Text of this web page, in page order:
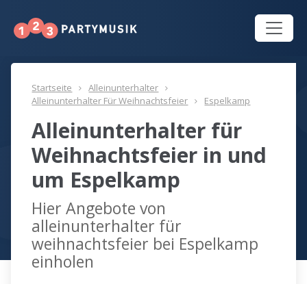
Startseite
Alleinunterhalter
Alleinunterhalter Für Weihnachtsfeier
Espelkamp
Alleinunterhalter für
Weihnachtsfeier in und
um Espelkamp
Hier Angebote von
alleinunterhalter für
weihnachtsfeier bei Espelkamp
einholen